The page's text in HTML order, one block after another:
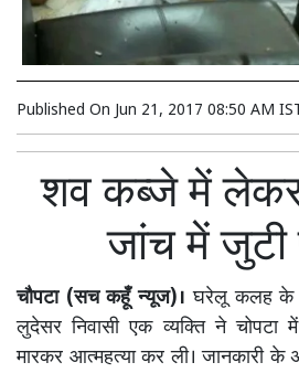
Published On Jun 21, 2017 08:50 AM
शव कब्जे में
जांच में
चौपटा (सच कहूँ न्यूज)। घरेलू कलह के
लुदेसर निवासी एक व्यक्ति ने
मारकर आत्महत्या कर ली। जानकारी के